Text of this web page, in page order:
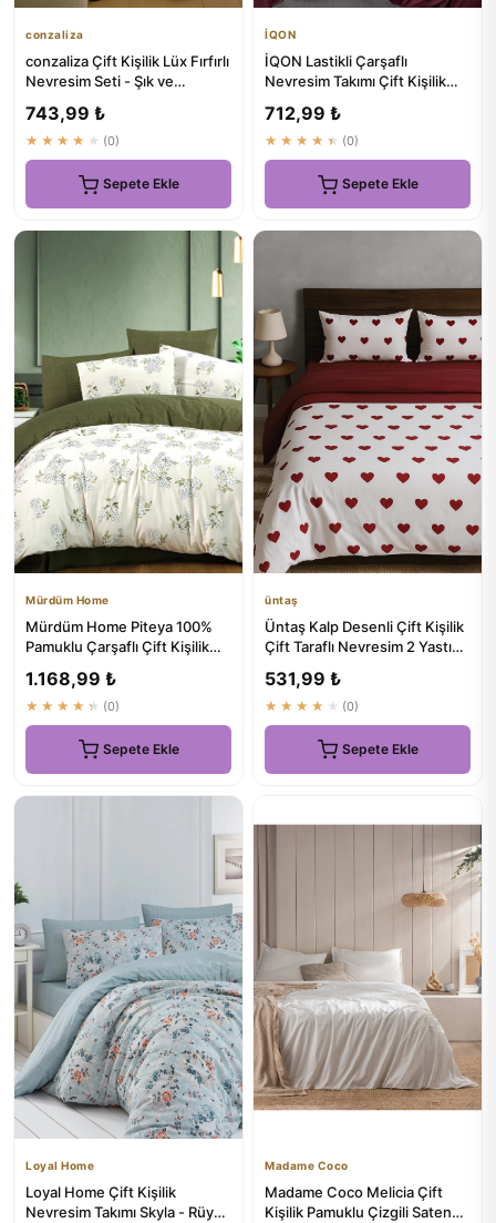
conzaliza
conzaliza Çift Kişilik Lüx Fırfırlı
Nevresim Seti - Şık ve
743,99 ₺
★★★★★ (0)
Sepete Ekle
İQON
İQON Lastikli Çarşaflı
Nevresim Takımı Çift Kişilik
712,99 ₺
★★★★★ (0)
Sepete Ekle
Mürdüm Home
Mürdüm Home Piteya 100%
Pamuklu Çarşaflı Çift Kişilik
1.168,99 ₺
★★★★★ (0)
Sepete Ekle
üntaş
Üntaş Kalp Desenli Çift Kişilik
Çift Taraflı Nevresim 2 Yastık
531,99 ₺
★★★★★ (0)
Sepete Ekle
Loyal Home
Loyal Home Çift Kişilik
Nevresim Takımı Skyla - Rüya
Madame Coco
Madame Coco Melicia Çift
Kişilik Pamuklu Çizgili Saten